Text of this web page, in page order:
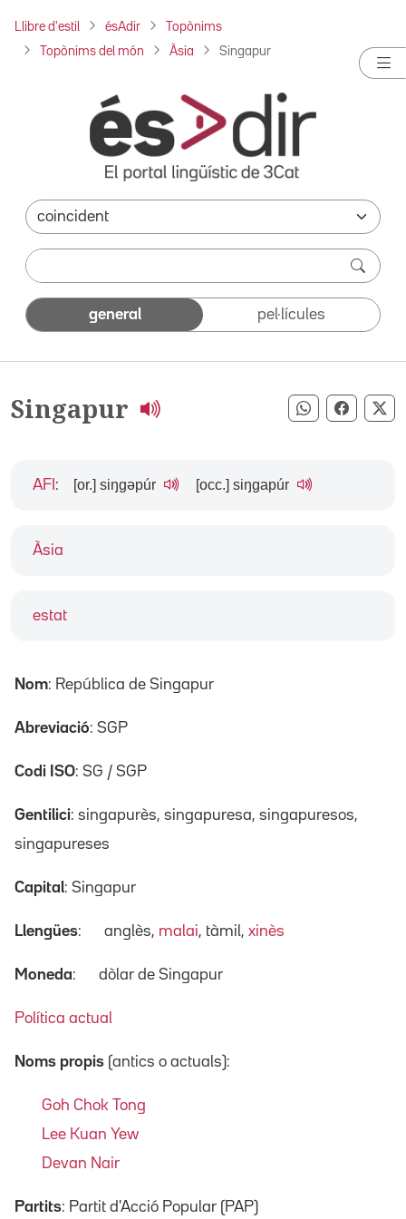
Llibre d'estil ésAdir Topònims
Topònims del món Àsia Singapur
general pel·lícules
Singapur Compartir
Àsia
estat
AFI : [or.] siŋgəpúr [occ.] siŋgapúr
Nom: República de Singapur
Abreviació: SGP
Codi ISO: SG / SGP
Gentilici: singapurès, singapuresa, singapuresos,
singapureses
Capital: Singapur
Llengües: anglès, malai, tàmil, xinès
Moneda: dòlar de Singapur
Política actual
Noms propis (antics o actuals):
Goh Chok Tong
Lee Kuan Yew
Devan Nair
Partits: Partit d'Acció Popular (PAP)